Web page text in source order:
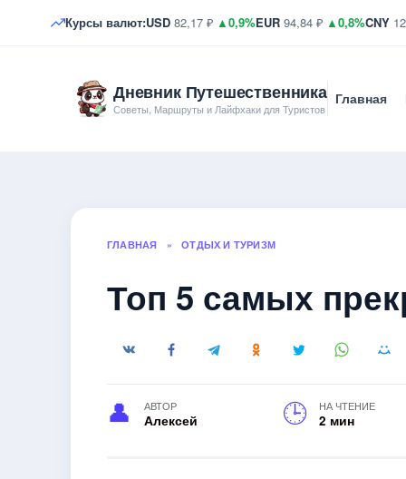
Курсы валют:USD 82,17 ₽ ▲0,9%EUR 94,84 ₽ ▲0,8%CNY
Дневник Путешественника
Советы, Маршруты и Лайфхаки для Туристов
Главная
ГЛАВНАЯ » ОТДЫХ И ТУРИЗМ
Топ 5 самых
АВТОР
Алексей
НА ЧТЕНИЕ
2 мин